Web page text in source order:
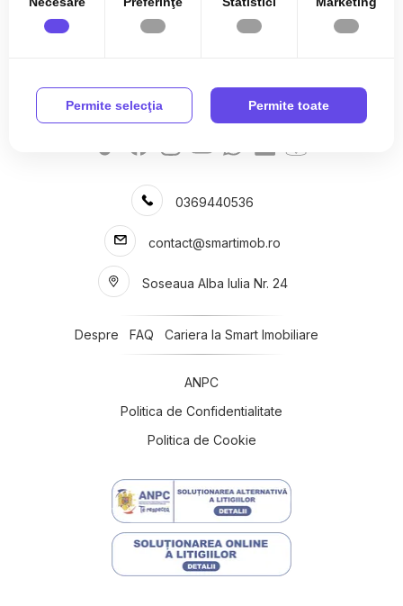
Apartamente de inchiriat in Sibiu Calea Dumbravii
Apartamente de inchiriat in Sibiu Vasile Aaron
Apartamente de inchiriat in Sibiu Turnisor
Case de inchiriat
Case de inchiriat in Sibiu Selimbar
Case de inchiriat in Sibiu Calea Dumbravii
Case de inchiriat in Sibiu Strand
Case de inchiriat in Sibiu Centrul Istoric
Case de inchiriat in Sibiu Tilisca
Case de inchiriat in Tocile
Case de inchiriat in Selimbar Central
Case de inchiriat in Sibiu Gusterita
Spatii birouri de inchiriat
Spatii birouri de inchiriat in Sibiu Central
Spatii birouri de inchiriat in Sibiu Calea Dumbravii
Spatii birouri de inchiriat in Sibiu Calea Surii Mici
Spatii birouri de inchiriat in Brasov
Spatii birouri de inchiriat in Sibiu Broscarie
0369440536
contact@smartimob.ro
Soseaua Alba Iulia Nr. 24
Despre FAQ Cariera la Smart Imobiliare
ANPC
Politica de Confidentialitate
Politica de Cookie
Permite selecţia Permite toate